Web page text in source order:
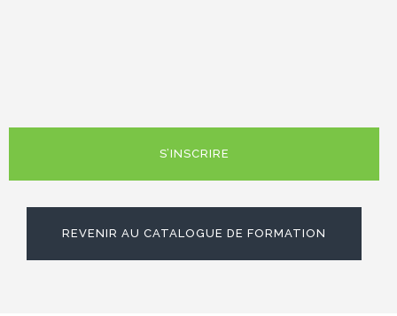
S’INSCRIRE
REVENIR AU CATALOGUE DE FORMATION